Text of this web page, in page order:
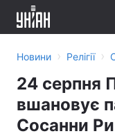
Новини › Релігії ›
24 серпня
вшановує
Сосанни